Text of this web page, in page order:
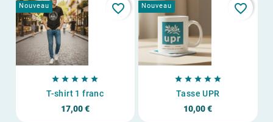
Nouveau
    
T-shirt 1 franc
17,00 €
favorite_border Nouveau
    
Tasse UPR
10,00 €
favorite_border